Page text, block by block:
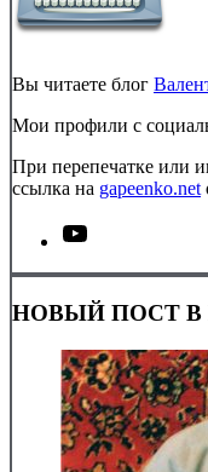
Вы читаете блог
Мои профили с
При перепечатке или
ссылка на gapeenko.net
НОВЫЙ ПОСТ В